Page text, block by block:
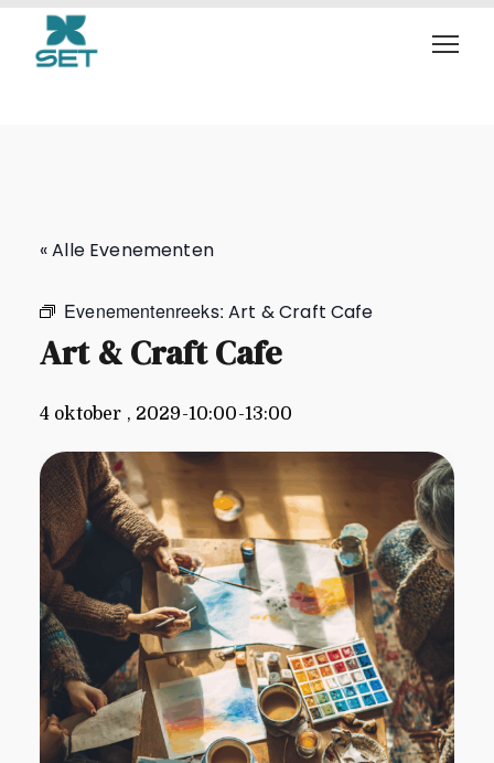
Art & Craft Cafe
« Alle Evenementen
Evenementenreeks:Art & Craft Cafe
Art & Craft Cafe
4 oktober , 2029-10:00-13:00